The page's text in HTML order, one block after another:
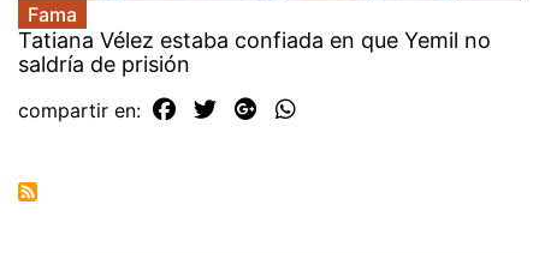
Fama
Tatiana Vélez estaba confiada en que Yemil no
saldría de prisión
compartir en: